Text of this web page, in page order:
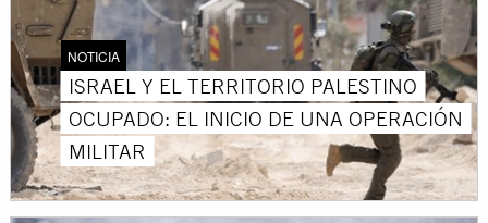
NOTICIA
ISRAEL Y EL TERRITORIO PALESTINO
OCUPADO: EL INICIO DE UNA OPERACIÓN
MILITAR